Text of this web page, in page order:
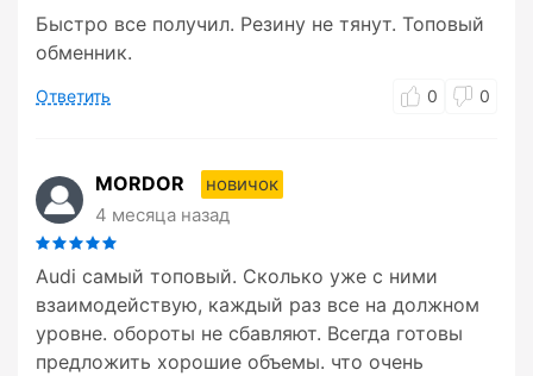
Быстро все получил. Резину не тянут. Топовый
обменник.
Ответить 0 0
MORDOR
новичок
4 месяца назад
Audi самый топовый. Сколько уже с ними
взаимодействую, каждый раз все на должном
уровне. обороты не сбавляют. Всегда готовы
предложить хорошие объемы. что очень